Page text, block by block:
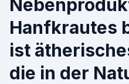
Hanfkrautes
ist
die in der